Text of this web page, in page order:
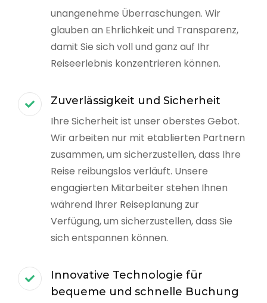
unangenehme Überraschungen. Wir
glauben an Ehrlichkeit und Transparenz,
damit Sie sich voll und ganz auf Ihr
Reiseerlebnis konzentrieren können.
Zuverlässigkeit und Sicherheit
Ihre Sicherheit ist unser oberstes Gebot.
Wir arbeiten nur mit etablierten Partnern
zusammen, um sicherzustellen, dass Ihre
Reise reibungslos verläuft. Unsere
engagierten Mitarbeiter stehen Ihnen
während Ihrer Reiseplanung zur
Verfügung, um sicherzustellen, dass Sie
sich entspannen können.
Innovative Technologie für
bequeme und schnelle Buchung